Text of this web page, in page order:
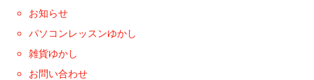
お知らせ
パソコンレッスンゆかし
雑貨ゆかし
お問い合わせ